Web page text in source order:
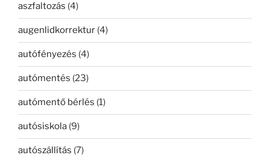
aszfaltozás (4)
augenlidkorrektur (4)
autófényezés (4)
autómentés (23)
autómentő bérlés (1)
autósiskola (9)
autószállítás (7)